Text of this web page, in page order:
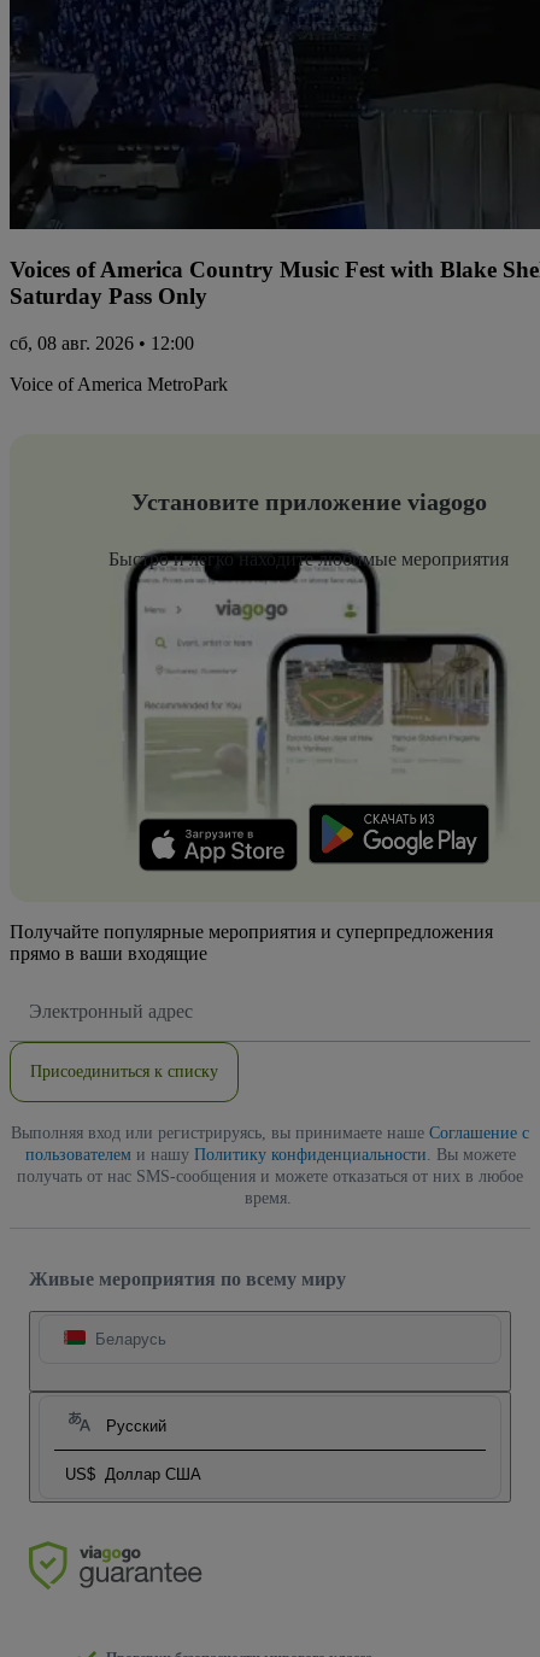
Voices of America Country Music Fest with Blake
Saturday Pass Only
сб, 08 авг. 2026 • 12:00
Voice of America MetroPark
Установите приложение viagogo
Быстро и легко находите любимые мероприятия
Получайте популярные мероприятия и суперпредложения
прямо в ваши входящие
электронной
Присоединиться к списку
Выполняя вход или регистрируясь, вы принимаете наше Соглашение с
пользователеми нашу Политику конфиденциальности . Вы можете
получать от нас SMS-сообщения и можете отказаться от них в любое
время.
Живые мероприятия по всему миру
Беларусь
Русский
US$ Доллар США